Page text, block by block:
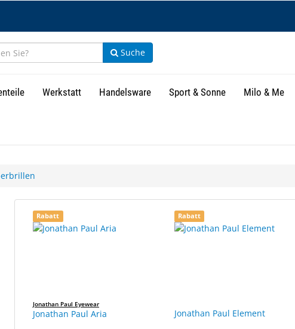
Suche
Werkstatt Handelsware Sport & Sonne Milo & Me
Ergebnisse
Suchergebnisse
gerendert.
Rabatt
Jonathan Paul Eyewear
Jonathan Paul Aria
Rabatt
Jonathan Paul Element